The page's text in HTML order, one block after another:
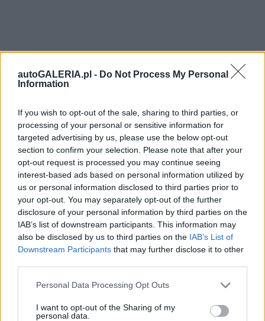
autoGALERIA.pl - Do Not Process My Personal
Information
If you wish to opt-out of the sale, sharing to third parties, or
processing of your personal or sensitive information for
targeted advertising by us, please use the below opt-out
section to confirm your selection. Please note that after your
opt-out request is processed you may continue seeing
interest-based ads based on personal information utilized by
us or personal information disclosed to third parties prior to
your opt-out. You may separately opt-out of the further
disclosure of your personal information by third parties on the
IAB’s list of downstream participants. This information may
also be disclosed by us to third parties on the IAB’s List of
Downstream Participants that may further disclose it to other
Please note that this website/app uses one or more Google
not limited to your visit or usage behaviour. You may click to
Personal Data Processing Opt Outs
I want to opt-out of the Sharing of my
personal data.